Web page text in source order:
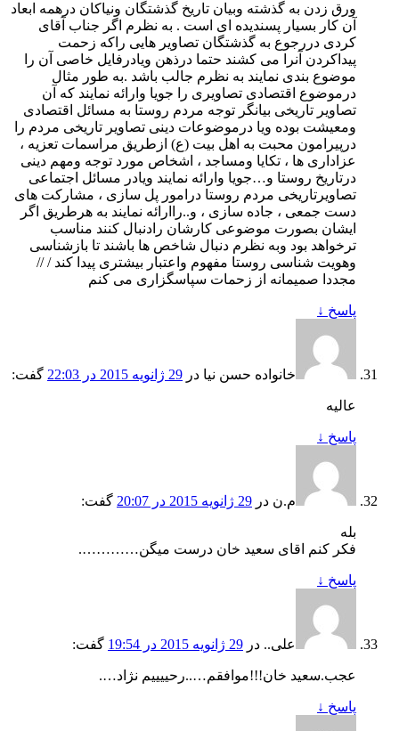
ورق زدن به گذشته وبیان تاریخ گذشتگان ونیاکان درهمه ابعاد
آن کار بسیار پسندیده ای است . به نظرم اگر جناب آقای
کردی دررجوع به گذشتگان تصاویر هایی راکه زحمت
پیداکردن آنرا می کشند حتما درذهن ویادرفایل خاصی آن را
موضوع بندی نمایند به نظرم جالب باشد .به طور مثال
درموضوع اقتصادی تصاویری را جویا وارائه نمایند که آن
تصاویر تاریخی بیانگر توجه مردم روستا به مسائل اقتصادی
ومعیشت بوده ویا درموضوعات دینی تصاویر تاریخی مردم را
درپیرامون محبت به اهل بیت (ع) ازطریق مراسمات تعزیه ،
عزاداری ها ، تکایا ومساجد ، اشخاص مورد توجه ومهم دینی
درتاریخ روستا و…جویا وارائه نمایند ویادر مسائل اجتماعی
تصاویرتاریخی مردم روستا درامور پل سازی ، مشارکت های
دست جمعی ، جاده سازی ، و..راارائه نمایند به هرطریق اگر
ایشان بصورت موضوعی کارشان رادنبال کنند مناسب
ترخواهد بود وبه نظرم دنبال شاخص ها باشند تا بازشناسی
وهویت شناسی روستا مفهوم واعتبار بیشتری پیدا کند / //
مجددا صمیمانه از زحمات سپاسگزاری می کنم
پاسخ ↓
خانواده حسن نيا در 29 ژانویه 2015 در 22:03 گفت:
عاليه
پاسخ ↓
م.ن در 29 ژانویه 2015 در 20:07 گفت:
بله
فکر کنم اقای سعید خان درست میگن………….
پاسخ ↓
علی.. در 29 ژانویه 2015 در 19:54 گفت:
عجب.سعید خان!!!موافقم…..رحییییم نژاد….
پاسخ ↓